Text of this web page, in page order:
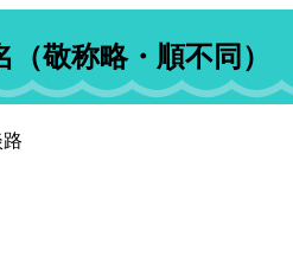
敬称略・順不同）